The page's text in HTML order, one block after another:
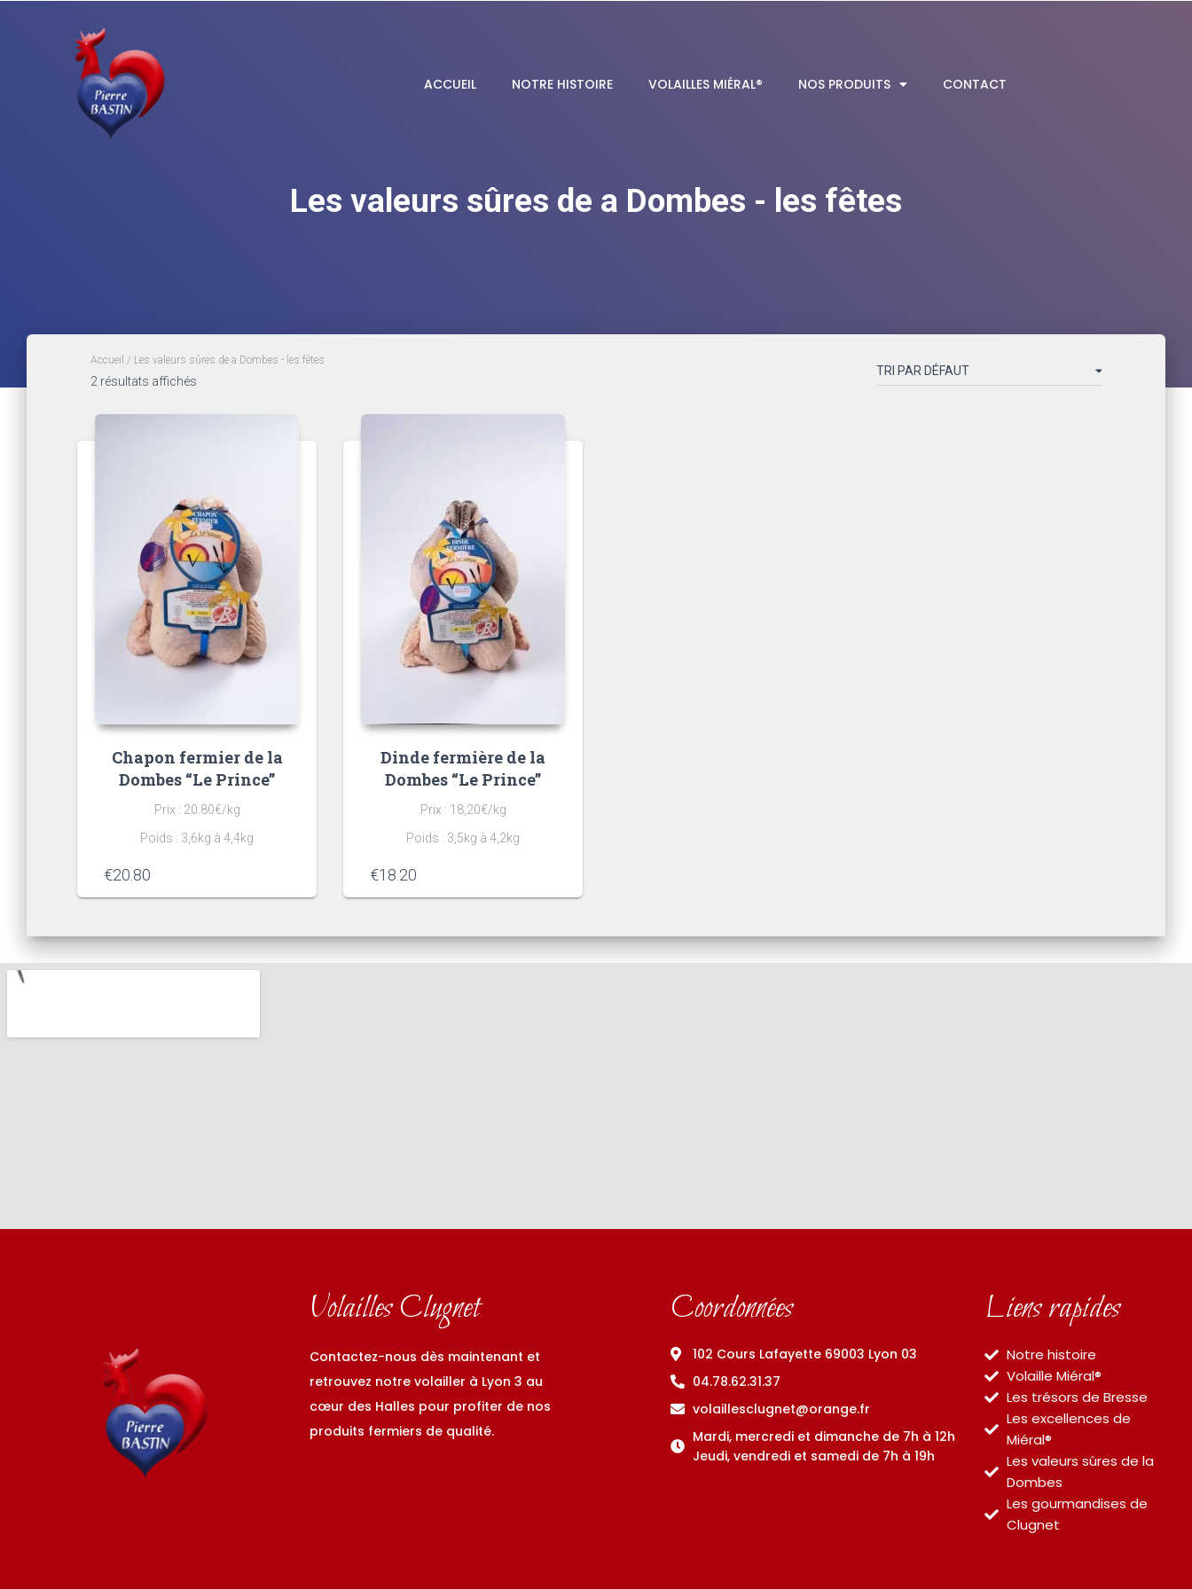
ACCUEIL NOTRE HISTOIRE VOLAILLES MIÉRAL® NOS PRODUITS CONTACT
Les valeurs sûres de a Dombes - les fêtes
Accueil / Les valeurs sûres de a Dombes - les fêtes
2 résultats affichés
Chapon fermier de la
Dombes “Le Prince”​
Prix : 20.80€/kg
Poids : 3,6kg à 4,4kg
€20.80
Dinde fermière de la
Dombes “Le Prince”​
Prix : 18,20€/kg
Poids : 3,5kg à 4,2kg
€18.20
Volailles Clugnet
Contactez-nous dès maintenant et
retrouvez notre volailler à Lyon 3 au
cœur des Halles pour profiter de nos
produits fermiers de qualité.
Coordonnées
102 Cours Lafayette 69003 Lyon 03
04.78.62.31.37
volaillesclugnet@orange.fr
Mardi, mercredi et dimanche de 7h à 12h
Jeudi, vendredi et samedi de 7h à 19h
Liens rapides
Notre histoire
Volaille Miéral®
Les trésors de Bresse
Les excellences de
Miéral®
Les valeurs sûres de la
Dombes
Les gourmandises de
Clugnet